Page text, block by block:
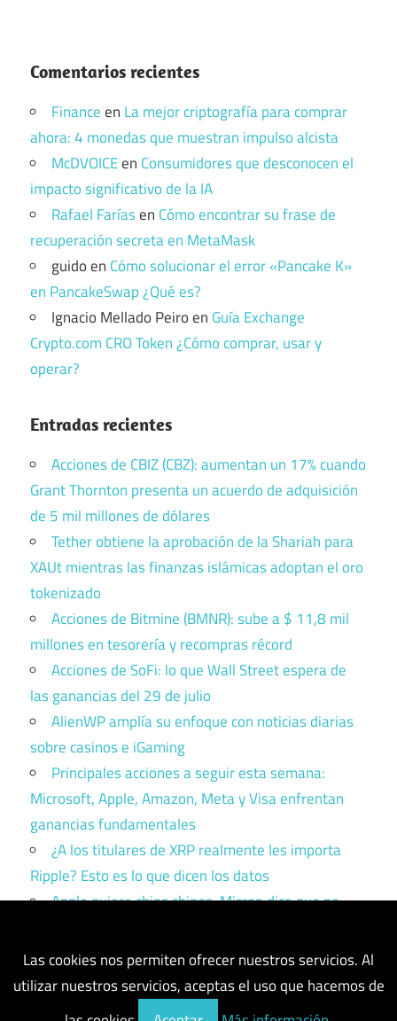
Comentarios recientes
Financeen La mejor criptografía para comprar
ahora: 4 monedas que muestran impulso alcista
McDVOICEen Consumidores que desconocen el
impacto significativo de la IA
Rafael Faríasen Cómo encontrar su frase de
recuperación secreta en MetaMask
guidoen Cómo solucionar el error «Pancake K»
en PancakeSwap ¿Qué es?
Ignacio Mellado Peiroen Guía Exchange
Crypto.com CRO Token ¿Cómo comprar, usar y
operar?
Entradas recientes
Acciones de CBIZ (CBZ): aumentan un 17% cuando
Grant Thornton presenta un acuerdo de adquisición
de 5 mil millones de dólares
Tether obtiene la aprobación de la Shariah para
XAUt mientras las finanzas islámicas adoptan el oro
tokenizado
Acciones de Bitmine (BMNR): sube a $ 11,8 mil
millones en tesorería y recompras récord
Acciones de SoFi: lo que Wall Street espera de
las ganancias del 29 de julio
AlienWP amplía su enfoque con noticias diarias
sobre casinos e iGaming
Principales acciones a seguir esta semana:
Microsoft, Apple, Amazon, Meta y Visa enfrentan
ganancias fundamentales
¿A los titulares de XRP realmente les importa
Ripple? Esto es lo que dicen los datos
Apple quiere chips chinos. Micron dice que no.
Las cookies nos permiten ofrecer nuestros servicios. Al
utilizar nuestros servicios, aceptas el uso que hacemos de